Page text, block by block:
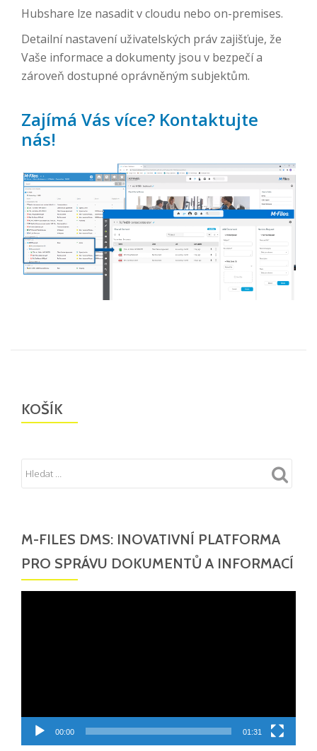
Hubshare lze nasadit v cloudu nebo on-premises.
Detailní nastavení uživatelských práv zajišťuje, že
Vaše informace a dokumenty jsou v bezpečí a
zároveň dostupné oprávněným subjektům.
Zajímá Vás více? Kontaktujte
nás!
KOŠÍK
M-FILES DMS: INOVATIVNÍ PLATFORMA
PRO SPRÁVU DOKUMENTŮ A INFORMACÍ
00:00 01:31